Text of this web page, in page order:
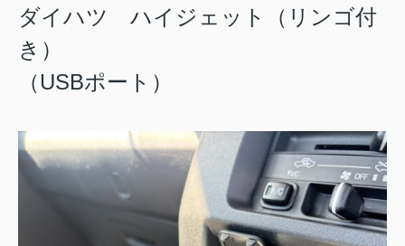
ダイハツ ハイジェット（リンゴ付
き）
（USBポート）